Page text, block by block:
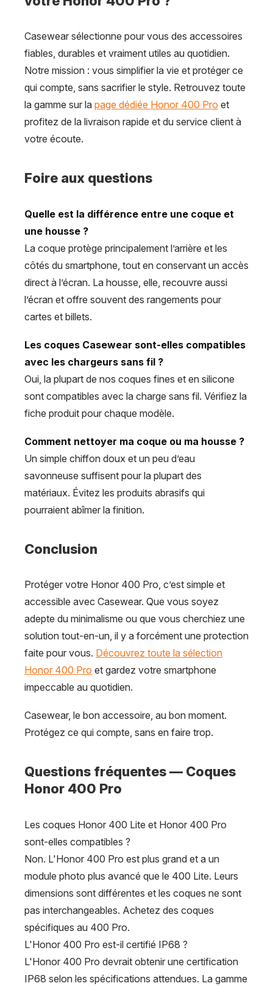
Casewear sélectionne pour vous des accessoires
fiables, durables et vraiment utiles au quotidien.
Notre mission : vous simplifier la vie et protéger ce
qui compte, sans sacrifier le style. Retrouvez toute
la gamme sur la page dédiée Honor 400 Pro et
profitez de la livraison rapide et du service client à
votre écoute.
Foire aux questions
Quelle est la différence entre une coque et
une housse ?
La coque protège principalement l’arrière et les
côtés du smartphone, tout en conservant un accès
direct à l’écran. La housse, elle, recouvre aussi
l’écran et offre souvent des rangements pour
cartes et billets.
Les coques Casewear sont-elles compatibles
avec les chargeurs sans fil ?
Oui, la plupart de nos coques fines et en silicone
sont compatibles avec la charge sans fil. Vérifiez la
fiche produit pour chaque modèle.
Comment nettoyer ma coque ou ma housse ?
Un simple chiffon doux et un peu d’eau
savonneuse suffisent pour la plupart des
matériaux. Évitez les produits abrasifs qui
pourraient abîmer la finition.
Conclusion
Protéger votre Honor 400 Pro, c’est simple et
accessible avec Casewear. Que vous soyez
adepte du minimalisme ou que vous cherchiez une
solution tout-en-un, il y a forcément une protection
faite pour vous. Découvrez toute la sélection
Honor 400 Pro et gardez votre smartphone
impeccable au quotidien.
Casewear, le bon accessoire, au bon moment.
Protégez ce qui compte, sans en faire trop.
Questions fréquentes — Coques
Honor 400 Pro
Les coques Honor 400 Lite et Honor 400 Pro
sont-elles compatibles ?
Non. L'Honor 400 Pro est plus grand et a un
module photo plus avancé que le 400 Lite. Leurs
dimensions sont différentes et les coques ne sont
pas interchangeables. Achetez des coques
spécifiques au 400 Pro.
L'Honor 400 Pro est-il certifié IP68 ?
L'Honor 400 Pro devrait obtenir une certification
IP68 selon les spécifications attendues. La gamme